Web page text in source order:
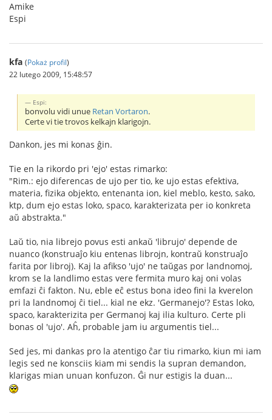
Amike
Espi
kfa (Pokaż profil)
22 lutego 2009, 15:48:57
Espi:
bonvolu vidi unue Retan Vortaron.
Certe vi tie trovos kelkajn klarigojn.
Dankon, jes mi konas ĝin.
Tie en la rikordo pri 'ejo' estas rimarko:
"Rim.: ejo diferencas de ujo per tio, ke ujo estas efektiva,
materia, fizika objekto, entenanta ion, kiel meblo, kesto, sako,
ktp, dum ejo estas loko, spaco, karakterizata per io konkreta
aŭ abstrakta."
Laŭ tio, nia librejo povus esti ankaŭ 'librujo' depende de
nuanco (konstruaĵo kiu entenas librojn, kontraŭ konstruaĵo
farita por libroj). Kaj la afikso 'ujo' ne taŭgas por landnomoj,
krom se la landlimo estas vere fermita muro kaj oni volas
emfazi ĉi fakton. Nu, eble eĉ estus bona ideo fini la kverelon
pri la landnomoj ĉi tiel... kial ne ekz. 'Germanejo'? Estas loko,
spaco, karakterizita per Germanoj kaj ilia kulturo. Certe pli
bonas ol 'ujo'. Aĥ, probable jam iu argumentis tiel...
Sed jes, mi dankas pro la atentigo ĉar tiu rimarko, kiun mi iam
legis sed ne konsciis kiam mi sendis la supran demandon,
klarigas mian unuan konfuzon. Ĝi nur estigis la duan...